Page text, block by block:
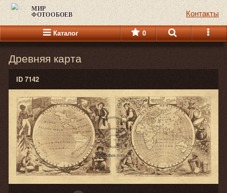
МИР
ФОТООБОЕВ Контакты
Каталог 0
Древняя карта
ID 7142